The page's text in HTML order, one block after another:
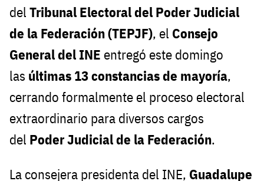
del Tribunal Electoral del Poder Judicial
de la Federación (TEPJF), el Consejo
General del INE entregó este domingo
las últimas 13 constancias de mayoría,
cerrando formalmente el proceso electoral
extraordinario para diversos cargos
del Poder Judicial de la Federación.
La consejera presidenta del INE, Guadalupe